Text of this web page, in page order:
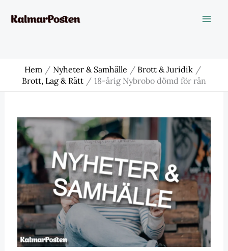
Hem Nyheter & Samhälle
Brott & Juridik
Brott, Lag & Rätt
18-årig Nybrobo dömd för rån